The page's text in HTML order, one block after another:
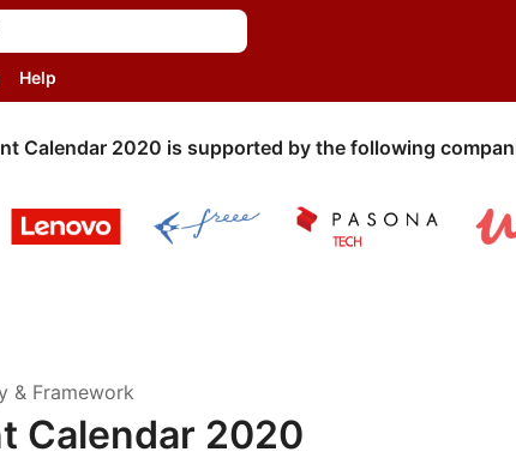
Help
Calendar 2020 is supported by the following
& Framework
Calendar 2020